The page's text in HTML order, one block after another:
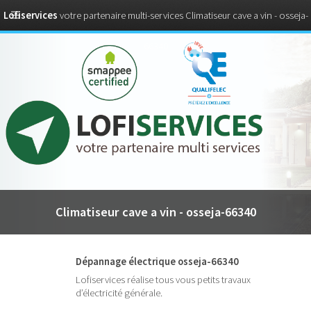
Climatiseur cave a vin - osseja-66340
Dépannage électrique osseja-66340
Lofiservices réalise tous vous petits travaux
d’électricité générale.
Lofiservices votre partenaire multi-services Climatiseur cave a vin - osseja-